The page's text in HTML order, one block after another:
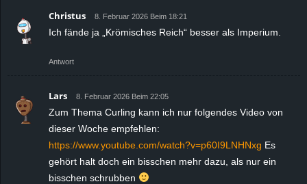
Christus 8. Februar 2026 Beim 18:21
Ich fände ja „Krömisches Reich“ besser als Imperium.
Antwort
Lars 8. Februar 2026 Beim 22:05
Zum Thema Curling kann ich nur folgendes Video von
dieser Woche empfehlen:
https://www.youtube.com/watch?v=p60I9LNHNxg Es
gehört halt doch ein bisschen mehr dazu, als nur ein
bisschen schrubben